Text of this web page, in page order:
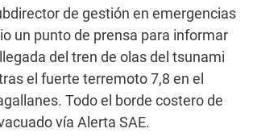
de gestión en emergencias
un punto de prensa para informar
del tren de olas del tsunami
el fuerte terremoto 7,8 en el
Todo el borde costero de
vía Alerta SAE.